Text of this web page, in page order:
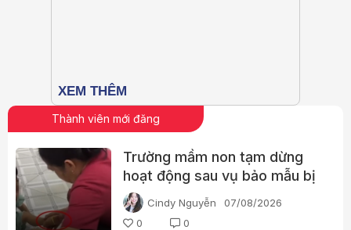
Thành viên mới đăng
Trường mầm non tạm dừng
hoạt động sau vụ bảo mẫu bị
tố bạo hành trẻ
Cindy Nguyễn
07/08/2026
0
0